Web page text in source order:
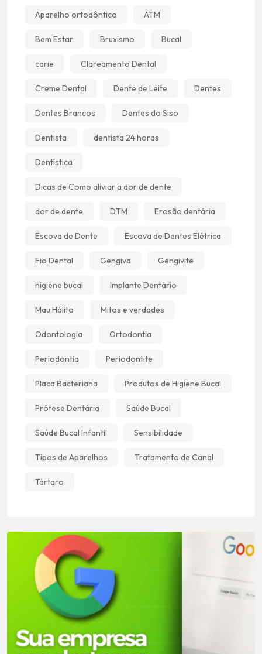
Aparelho ortodôntico ATM
Bem Estar Bruxismo Bucal
carie Clareamento Dental
Creme Dental Dente de Leite Dentes
Dentes Brancos Dentes do Siso
Dentista dentista 24 horas
Dentística
Dicas de Como aliviar a dor de dente
dor de dente DTM Erosão dentária
Escova de Dente Escova de Dentes Elétrica
Fio Dental Gengiva Gengivite
higiene bucal Implante Dentário
Mau Hálito Mitos e verdades
Odontologia Ortodontia
Periodontia Periodontite
Placa Bacteriana Produtos de Higiene Bucal
Prótese Dentária Saúde Bucal
Saúde Bucal Infantil Sensibilidade
Tipos de Aparelhos Tratamento de Canal
Tártaro